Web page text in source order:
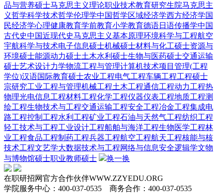
品与营养硕士马克思主义理论职业技术教育研究生院马克思主
义哲学科学技术哲学伦理学中国哲学区域经济学西方经济学国
民经济学心理健康教育学前教育小学教育德语日语传播学中国
古代史中国近现代史马克思主义基本原理环境科学与工程航空
宇航科学与技术电子信息硕士机械硕士材料与化工硕士资源与
环境硕士能源动力硕士土木水利硕士生物与医药硕士交通运输
硕士艺术设计力学物流工程与管理计算机技术项目管理(工程
学位)汉语国际教育硕士农业工程电气工程车辆工程工程硕士
宗研究工业工程与管理机械工程土木工程通信工程动力工程热
物理光电信息工程材料工程化学工程仪器仪表工程地质工程测
绘工程生物技术与工程交通运输工程安全工程冶金工程集成电
路工程控制工程水利工程矿业工程石油与天然气工程纺织工程
轻工技术与工程工业设计工程船舶与海洋工程生物医学工程林
业工程食品工程制药工程兵器工程航空工程航天工程核能与核
技术工程文艺学大数据技术与工程网络与信息安全逻辑学文物
与博物馆硕士职业教师硕士 换一换
在职研招网官方合作伙伴WWW.ZZYEDU.ORG
学院服务中心：400-037-0535 商务合作：400-037-0535